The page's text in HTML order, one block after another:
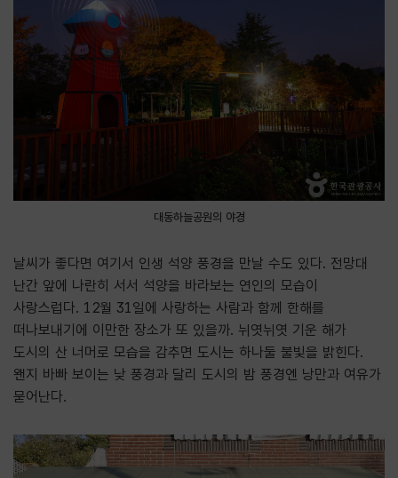
대동하늘공원의 야경
날씨가 좋다면 여기서 인생 석양 풍경을 만날 수도 있다. 전망대
난간 앞에 나란히 서서 석양을 바라보는 연인의 모습이
사랑스럽다. 12월 31 일에 사랑하는 사람과 함께 한해를
떠나보내기에 이만한 장소가 또 있을까. 뉘엿뉘엿 기운 해가
도시의 산 너머로 모습을 감추면 도시는 하나둘 불빛을 밝힌다.
왠지 바빠 보이는 낮 풍경과 달리 도시의 밤 풍경엔 낭만과 여유가
묻어난다.